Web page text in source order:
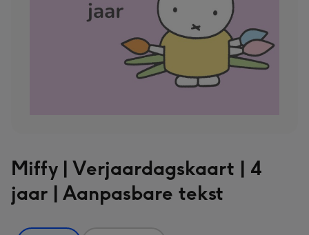
Miffy | Verjaardagskaart | 4
jaar | Aanpasbare tekst